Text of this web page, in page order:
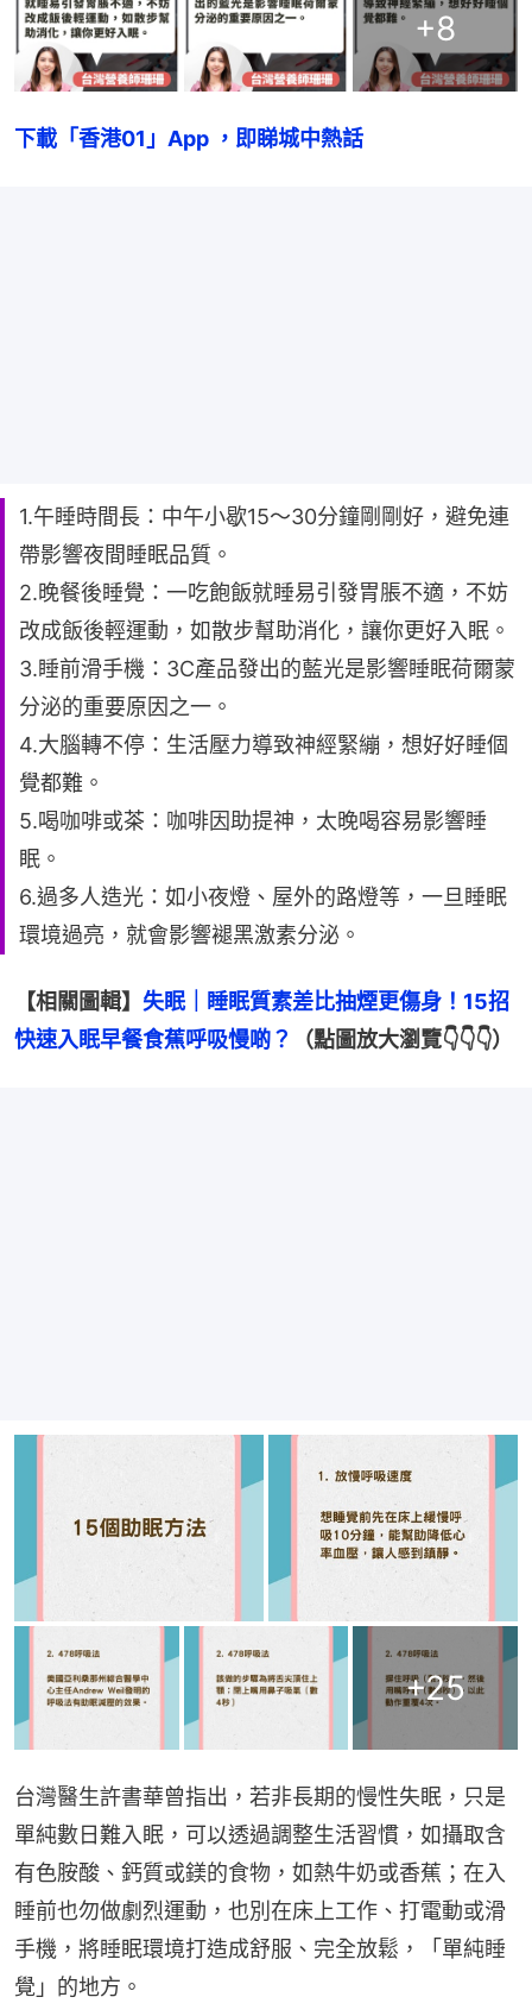
+8
下載「香港01」App ，即睇城中熱話
1.午睡時間長：中午小歇15～30分鐘剛剛好，避免連
帶影響夜間睡眠品質。
2.晚餐後睡覺：一吃飽飯就睡易引發胃脹不適，不妨
改成飯後輕運動，如散步幫助消化，讓你更好入眠。
3.睡前滑手機：3C產品發出的藍光是影響睡眠荷爾蒙
分泌的重要原因之一。
4.大腦轉不停：生活壓力導致神經緊繃，想好好睡個
覺都難。
5.喝咖啡或茶：咖啡因助提神，太晚喝容易影響睡
眠。
6.過多人造光：如小夜燈、屋外的路燈等，一旦睡眠
環境過亮，就會影響褪黑激素分泌。
【相關圖輯】 失眠｜睡眠質素差比抽煙更傷身！15招
快速入眠早餐食蕉呼吸慢啲？
（點圖放大瀏覽👇👇👇）
+25
台灣醫生許書華曾指出，若非長期的慢性失眠，只是
單純數日難入眠，可以透過調整生活習慣，如攝取含
有色胺酸、鈣質或鎂的食物，如熱牛奶或香蕉；在入
睡前也勿做劇烈運動，也別在床上工作、打電動或滑
手機，將睡眠環境打造成舒服、完全放鬆，「單純睡
覺」的地方。